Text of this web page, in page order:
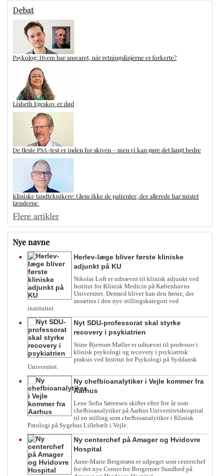
Debat
Psykolog: Hvem har ansvaret, når retningslinjerne er forkerte?
Lisbeth Egeskov er død
De fleste PSA-test er inden for skiven – men vi kan gøre det langt bedre
Kliniske tandteknikere: Glem ikke de patienter, der allerede har mistet
tænderne
Flere artikler
Nye navne
Herlev-læge bliver første kliniske
adjunkt på KU
Nikolai Loft er udnævnt til klinisk adjunkt ved
Institut for Klinisk Medicin på Københavns
Universitet. Dermed bliver han den første, der
ansættes i den nye stillingskategori ved
instituttet.
Nyt SDU-professorat skal styrke
recovery i psykiatrien
Stine Bjerrum Møller er udnævnt til professor i
klinisk psykologi og recovery i psykiatrisk
praksis ved Institut for Psykologi på Syddansk
Universitet.
Ny chefbioanalytiker i Vejle kommer fra
Aarhus
Lene Sofia Sørensen skifter efter fire år som
chefbioanalytiker på Aarhus Universitetshospital
til en stilling som chefbioanalytiker i Klinisk
Patologi på Sygehus Lillebælt i Vejle.
Ny centerchef på Amager og Hvidovre
Hospital
Anne-Marie Bergstrøm er udpeget som centerchef
for det nye Center for Borgernær Sundhed på